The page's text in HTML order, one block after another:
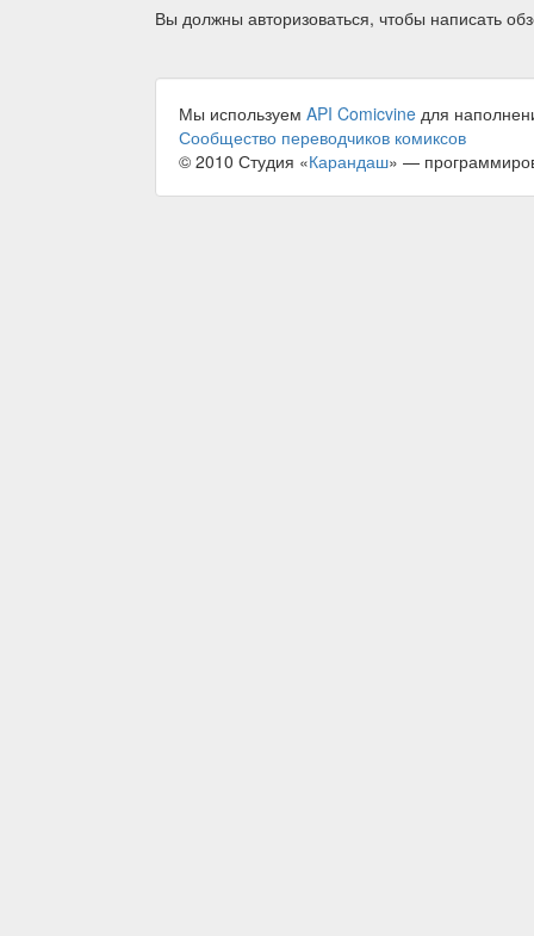
Вы должны авторизоваться, чтобы написать
Мы используем API Comicvine для
Сообщество переводчиков комиксов
© 2010 Студия «Карандаш» —